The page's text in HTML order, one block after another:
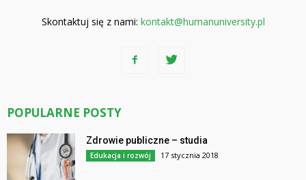
Skontaktuj się z nami: kontakt@humanuniversity.pl
POPULARNE POSTY
Zdrowie publiczne – studia
Edukacja i rozwój 17 stycznia 2018